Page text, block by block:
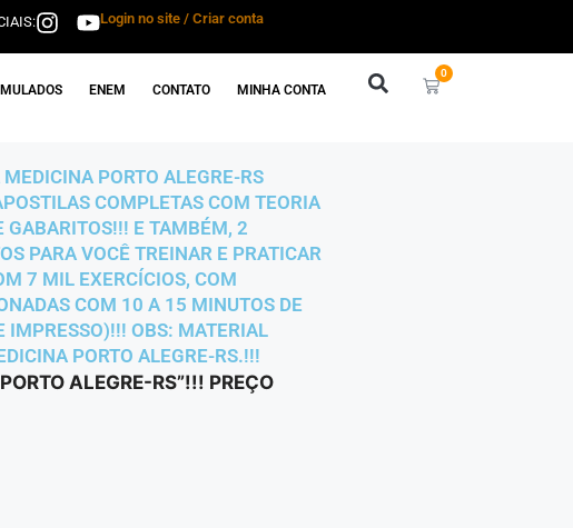
Login no site / Criar conta
ENEM CONTATO MINHA CONTA
0
PORTO ALEGRE-RS
COMPLETAS COM TEORIA
GABARITOS!!! E TAMBÉM, 2
PARA VOCÊ TREINAR E PRATICAR
7 MIL EXERCÍCIOS, COM
COM 10 A 15 MINUTOS DE
IMPRESSO)!!! OBS: MATERIAL
PORTO ALEGRE-RS.!!!
ALEGRE-RS”!!! PREÇO